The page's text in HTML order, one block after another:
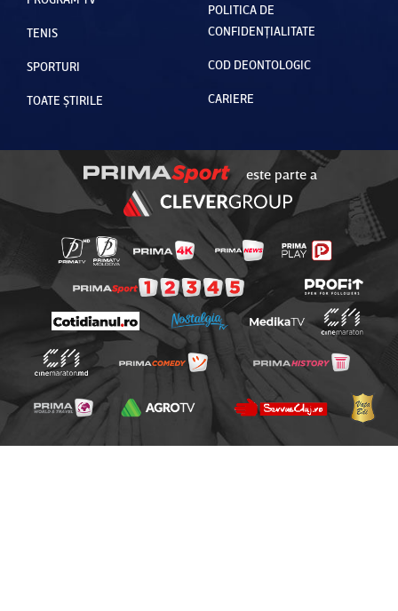
TENIS
SPORTURI
TOATE ȘTIRILE
POLITICA DE
CONFIDENȚIALITATE
COD DEONTOLOGIC
CARIERE
este parte a